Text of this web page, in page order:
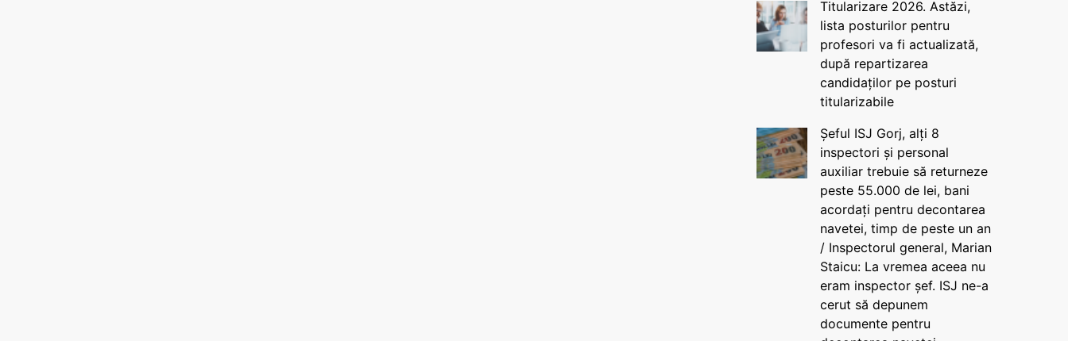
Titularizare 2026. Astăzi,
lista posturilor pentru
profesori va fi actualizată,
după repartizarea
candidaților pe posturi
titularizabile
Șeful ISJ Gorj, alți 8
inspectori și personal
auxiliar trebuie să returneze
peste 55.000 de lei, bani
acordați pentru decontarea
navetei, timp de peste un an
/ Inspectorul general, Marian
Staicu: La vremea aceea nu
eram inspector șef. ISJ ne-a
cerut să depunem
documente pentru